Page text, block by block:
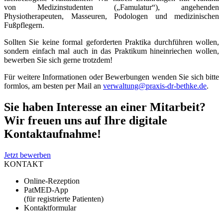
von Medizinstudenten („Famulatur“), angehenden
Physiotherapeuten, Masseuren, Podologen und medizinischen
Fußpflegern.
Sollten Sie keine formal geforderten Praktika durchführen wollen,
sondern einfach mal auch in das Praktikum hineinriechen wollen,
bewerben Sie sich gerne trotzdem!
Für weitere Informationen oder Bewerbungen wenden Sie sich bitte
formlos, am besten per Mail an verwaltung@praxis-dr-bethke.de.
Sie haben Interesse an einer Mitarbeit?
Wir freuen uns auf Ihre digitale
Kontaktaufnahme!
Jetzt bewerben
KONTAKT
Online-Rezeption
PatMED-App
(für registrierte Patienten)
Kontaktformular